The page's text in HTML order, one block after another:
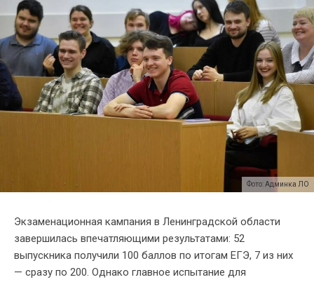
Фото: Админка ЛО
Экзаменационная кампания в Ленинградской области
завершилась впечатляющими результатами: 52
выпускника получили 100 баллов по итогам ЕГЭ, 7 из них
— сразу по 200. Однако главное испытание для